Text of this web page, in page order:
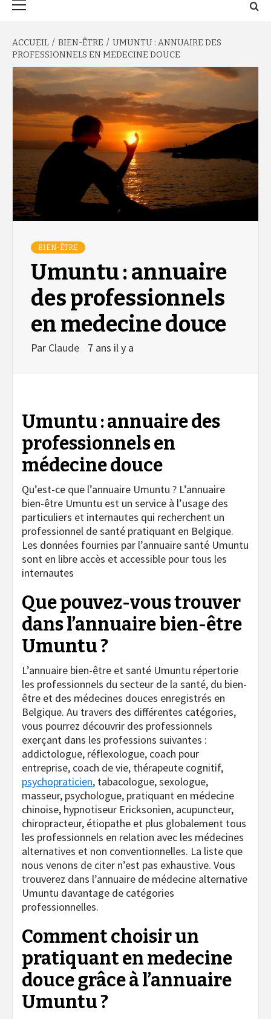
ACCUEIL BIEN-ÊTRE
UMUNTU : ANNUAIRE DES
PROFESSIONNELS EN MEDECINE DOUCE
BIEN-ÊTRE
Umuntu : annuaire
des professionnels
en medecine douce
Par Claude 7 ans il y a
Umuntu: annuaire des
professionnels en
médecine douce
Qu’est-ce que l’annuaire Umuntu ? L’annuaire
bien-être Umuntu est un service à l’usage des
particuliers et internautes qui recherchent un
professionnel de santé pratiquant en Belgique.
Les données fournies par l’annuaire santé Umuntu
sont en libre accès et accessible pour tous les
internautes
Que pouvez-vous trouver
dans l’annuaire bien-être
Umuntu ?
L’annuaire bien-être et santé Umuntu répertorie
les professionnels du secteur de la santé, du bien-
être et des médecines douces enregistrés en
Belgique. Au travers des différentes catégories,
vous pourrez découvrir des professionnels
exerçant dans les professions suivantes :
addictologue, réflexologue, coach pour
entreprise, coach de vie, thérapeute cognitif,
psychopraticien, tabacologue, sexologue,
masseur, psychologue, pratiquant en médecine
chinoise, hypnotiseur Ericksonien, acupuncteur,
chiropracteur, étiopathe et plus globalement tous
les professionnels en relation avec les médecines
alternatives et non conventionnelles. La liste que
nous venons de citer n’est pas exhaustive. Vous
trouverez dans l’annuaire de médecine alternative
Umuntu davantage de catégories
professionnelles.
Comment choisirun
pratiquant en medecine
douce grâce à l’annuaire
Umuntu ?